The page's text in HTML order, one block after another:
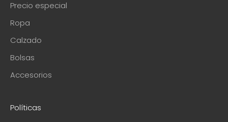
Precio especial
Ropa
Calzado
Bolsas
Accesorios
Políticas